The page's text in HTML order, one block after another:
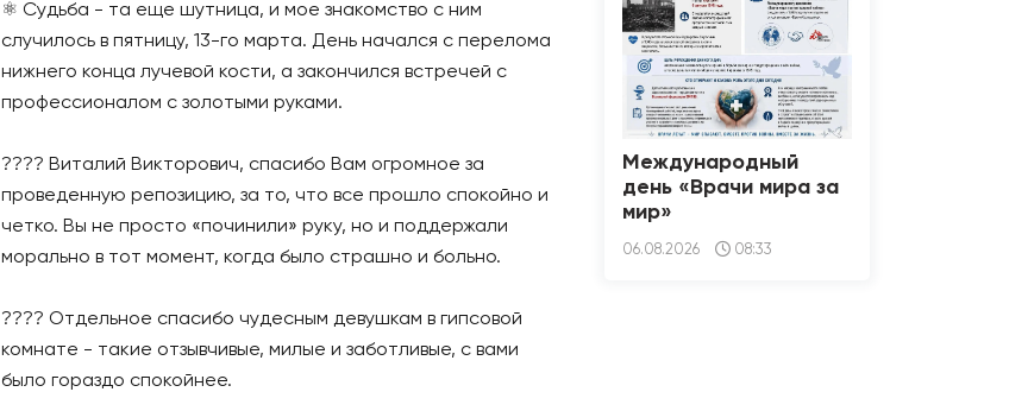
⚛️ Судьба - та еще шутница, и мое знакомство с ним
случилось в пятницу, 13-го марта. День начался с перелома
нижнего конца лучевой кости, а закончился встречей с
профессионалом с золотыми руками.
???? Виталий Викторович, спасибо Вам огромное за
проведенную репозицию, за то, что все прошло спокойно и
четко. Вы не просто «починили» руку, но и поддержали
морально в тот момент, когда было страшно и больно.
???? Отдельное спасибо чудесным девушкам в гипсовой
комнате - такие отзывчивые, милые и заботливые, с вами
было гораздо спокойнее.
Международный
день «Врачи мира за
мир»
06.08.2026 08:33